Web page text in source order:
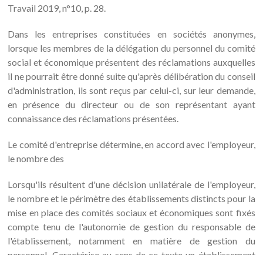
Travail 2019, n°10, p. 28.
Dans les entreprises constituées en sociétés anonymes,
lorsque les membres de la délégation du personnel du comité
social et économique présentent des réclamations auxquelles
il ne pourrait être donné suite qu'après délibération du conseil
d'administration, ils sont reçus par celui-ci, sur leur demande,
en présence du directeur ou de son représentant ayant
connaissance des réclamations présentées.
Le comité d'entreprise détermine, en accord avec l'employeur,
le nombre des
Lorsqu'ils résultent d'une décision unilatérale de l'employeur,
le nombre et le périmètre des établissements distincts pour la
mise en place des comités sociaux et économiques sont fixés
compte tenu de l'autonomie de gestion du responsable de
l'établissement, notamment en matière de gestion du